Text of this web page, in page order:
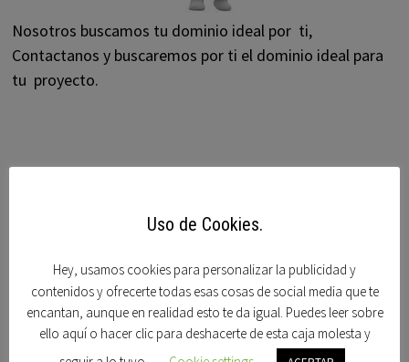
Nosotros buscamos tu dominio ideal por ti,
Contactanos y buscaremos por ti el dominio ideal para
tu proyecto.
DOMINIOS
Alberto dominguez
Bido
Blogdominios
Uso de Cookies.
Hey, usamos cookies para personalizar la publicidad y
contenidos y ofrecerte todas esas cosas de social media que te
encantan, aunque en realidad esto te da igual. Puedes leer sobre
ello aquí o hacer clic para deshacerte de esta caja molesta y